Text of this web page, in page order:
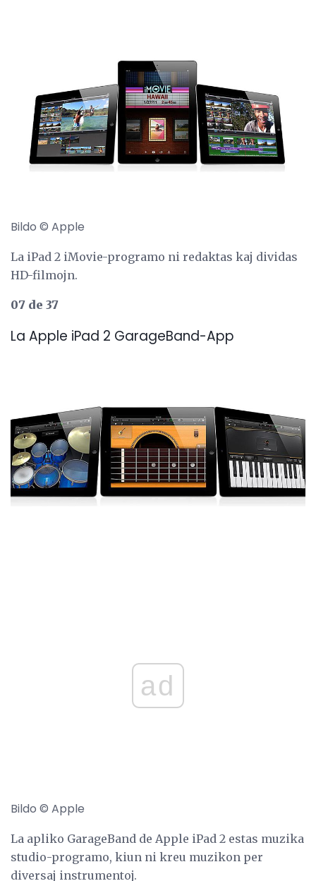
Bildo © Apple
La iPad 2 iMovie-programo ni redaktas kaj dividas
HD-filmojn.
07 de 37
La Apple iPad 2 GarageBand-App
ad
Bildo © Apple
La apliko GarageBand de Apple iPad 2 estas muzika
studio-programo, kiun ni kreu muzikon per
diversaj instrumentoj.